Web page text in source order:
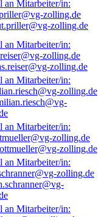
zolling.de
zolling.de
zolling.de